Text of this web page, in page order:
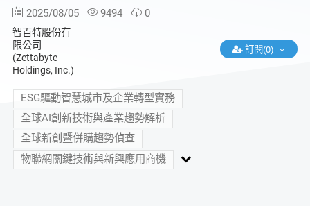
2025/08/05 9494 0
智百特股份有
限公司
(Zettabyte
Holdings, Inc.)
訂閱(0)
ESG驅動智慧城市及企業轉型實務
全球AI創新技術與產業趨勢解析
全球新創暨併購趨勢偵查
物聯網關鍵技術與新興應用商機